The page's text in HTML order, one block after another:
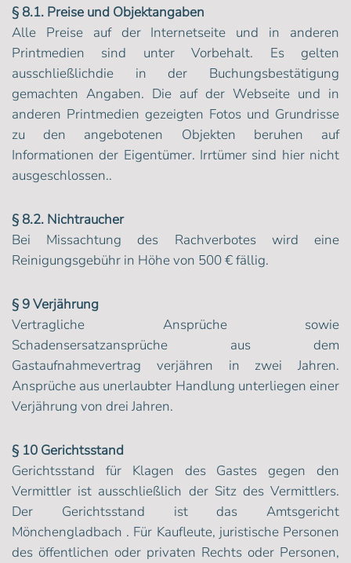
§ 8.1. Preise und Objektangaben
Alle Preise auf der Internetseite und in anderen
Printmedien sind unter Vorbehalt. Es gelten
ausschließlichdie in der Buchungsbestätigung
gemachten Angaben. Die auf der Webseite und in
anderen Printmedien gezeigten Fotos und Grundrisse
zu den angebotenen Objekten beruhen auf
Informationen der Eigentümer. Irrtümer sind hier nicht
ausgeschlossen..
§ 8.2. Nichtraucher
Bei Missachtung des Rachverbotes wird eine
Reinigungsgebühr in Höhe von 500 € fällig.
§ 9 Verjährung
Vertragliche Ansprüche sowie
Schadensersatzansprüche aus dem
Gastaufnahmevertrag verjähren in zwei Jahren.
Ansprüche aus unerlaubter Handlung unterliegen einer
Verjährung von drei Jahren.
§ 10 Gerichtsstand
Gerichtsstand für Klagen des Gastes gegen den
Vermittler ist ausschließlich der Sitz des Vermittlers.
Der Gerichtsstand ist das Amtsgericht
Mönchengladbach . Für Kaufleute, juristische Personen
des öffentlichen oder privaten Rechts oder Personen,